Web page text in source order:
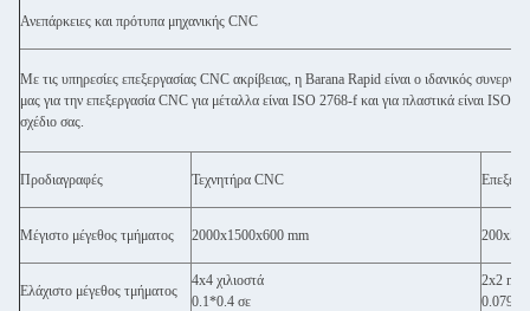
Ανεπάρκειες και πρότυπα μηχανικής CNC
Με τις υπηρεσίες επεξεργασίας CNC ακρίβειας, η Barana Rapid είναι ο ιδανικός
μας για την επεξεργασία CNC για μέταλλα είναι ISO 2768-f και για πλαστικά είναι ISO
σχέδιο σας.
Προδιαγραφές Τεχνητήρα CNC
Μέγιστο μέγεθος τμήματος 2000x1500x600 mm 200x500
Ελάχιστο μέγεθος τμήματος
4x4 χιλιοστά
0.1*0.4 σε
2x2 mm